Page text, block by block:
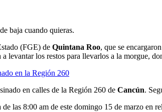
baja cuando quieras.
(FGE) de Quintana Roo, que se
levantar los restos para llevarlos a la morgue,
en la Región 260
en calles de la Región 260 de Cancún.
las 8:00 am de este domingo 15 de marzo en